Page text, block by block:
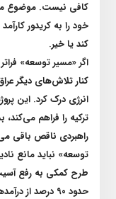
کافی نیست. موضوع
خود را به کریدور
کند یا خیر.
اگر «مسیر توسعه»
کنار تلاش‌های دیگر
انرژی درک کرد. این
ترکیه را فراهم
راهبردی ناقص باقی
توسعه» نباید مانع
طرح کمکی به رفع
حدود ۹۰ درصد